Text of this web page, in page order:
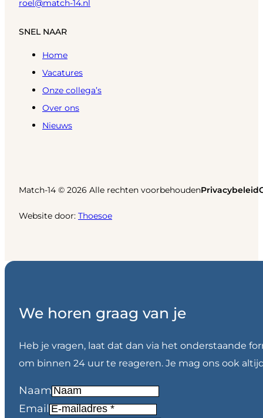
roel@match-14.nl
SNEL NAAR
Home
Vacatures
Onze collega’s
Over ons
Nieuws
Match-14 © 2026 Alle rechten voorbehoudenPrivacybeleid
Website door: Thoesoe
We horen graag van je
Heb je vragen, laat dat dan via het onderstaande
om binnen 24 uur te reageren. Je mag ons ook
Naam
Email